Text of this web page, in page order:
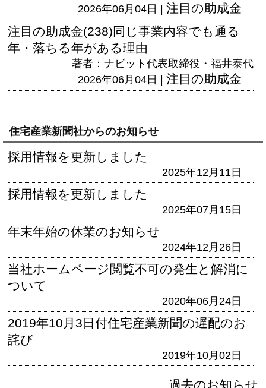
2026年06月04日 | 注目の助成金
注目の助成金(238)同じ事業内容でも通る
年・落ちる年がある理由
著者：ナビット代表取締役・福井泰代
2026年06月04日 | 注目の助成金
住宅産業新聞社からのお知らせ
採用情報を更新しました
2025年12月11日
採用情報を更新しました
2025年07月15日
年末年始の休業のお知らせ
2024年12月26日
当社ホームページ閲覧不可の発生と解消に
ついて
2020年06月24日
2019年10月3日付住宅産業新聞の遅配のお
詫び
2019年10月02日
過去のお知らせ